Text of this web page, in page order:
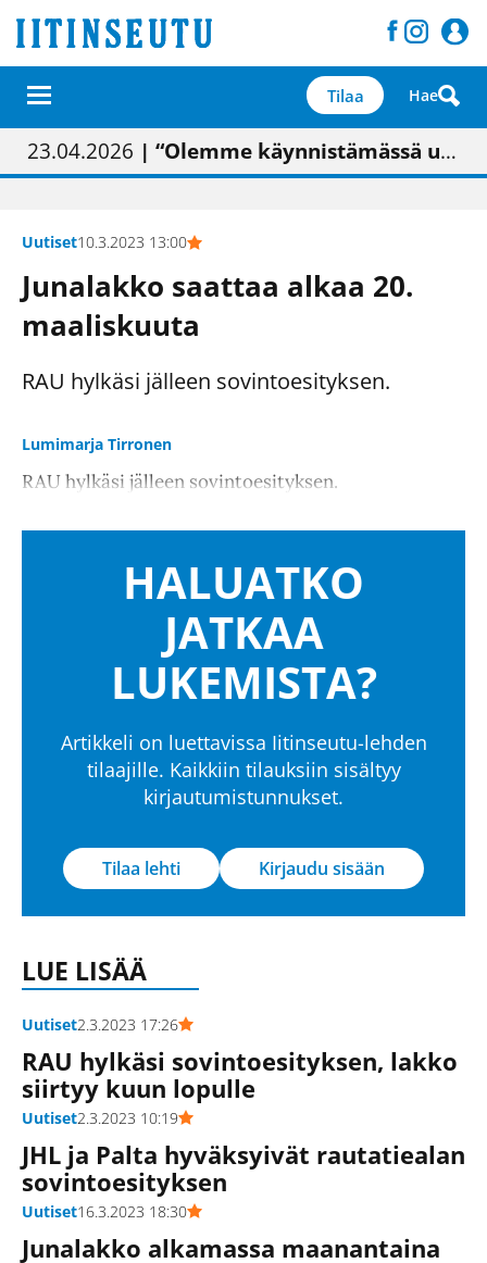
Tilaa Hae
01.02.2026 | Painon vaihtumisen pitäisi näkyä hieman parempana painojäljen laatuna lehdessä
05.02.2026 | Uudistettu kunnantalo on valoisa
23.04.2026 | “Olemme käynnistämässä uudelleen keskustavisiotyön”
09.05.2026| "Maalla on totuttu elämään omavaraisemmin kuin kaupungissa"
Uutiset10.3.2023 13:00
Junalakko saattaa alkaa 20.
maaliskuuta
RAU hylkäsi jälleen sovintoesityksen.
Lumimarja Tirronen
RAU hylkäsi jälleen sovintoesityksen.
HALUATKO
JATKAA
LUKEMISTA?
Artikkeli on luettavissa Iitinseutu-lehden
tilaajille. Kaikkiin tilauksiin sisältyy
kirjautumistunnukset.
Tilaa lehti Kirjaudu sisään
LUE LISÄÄ
Uutiset2.3.2023 17:26
RAU hylkäsi sovintoesityksen, lakko
siirtyy kuun lopulle
Uutiset2.3.2023 10:19
JHL ja Palta hyväksyivät rautatiealan
sovintoesityksen
Uutiset16.3.2023 18:30
Junalakko alkamassa maanantaina